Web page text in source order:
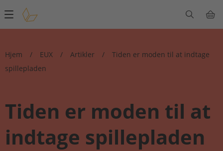
Main
navigation
Hjem / EUX / Artikler /
Tiden er moden til at indtage
spillepladen
Tiden er moden til at
indtage spillepladen